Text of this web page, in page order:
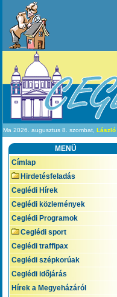
Ma 2026. augusztus 8. szombat, László
MENÜ
Címlap
Hirdetésfeladás
Ceglédi Hírek
Ceglédi közlemények
Ceglédi Programok
Ceglédi sport
Ceglédi traffipax
Ceglédi szépkorúak
Ceglédi időjárás
Hírek a Megyeházáról